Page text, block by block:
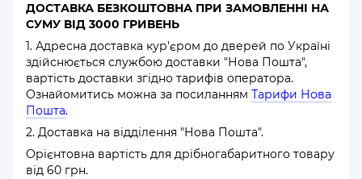
ДОСТАВКА БЕЗКОШТОВНА ПРИ ЗАМОВЛЕННІ НА
СУМУ ВІД 3000 ГРИВЕНЬ
1. Адресна доставка кур'єром до дверей по Україні
здійснюється службою доставки "Нова Пошта",
вартість доставки згідно тарифів оператора.
Ознайомитись можна за посиланням Тарифи Нова
Пошта.
2. Доставка на відділення "Нова Пошта".
Орієнтовна вартість для дрібногабаритного товару
від 60 грн.